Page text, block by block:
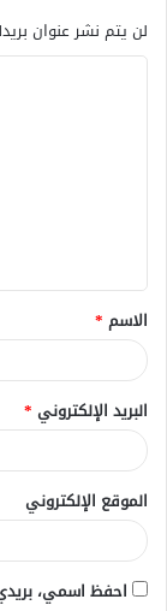
لن يتم نشر عنوان
ق
*
الاسم *
البريد الإلكتروني *
الموقع الإلكتروني
احفظ اسمي،